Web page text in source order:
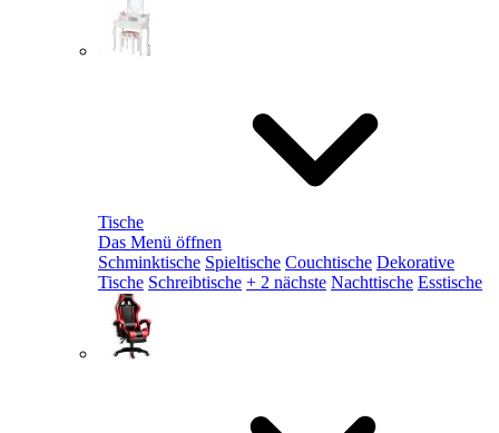
Tische
Das Menü öffnen
Schminktische Spieltische Couchtische Dekorative
Tische Schreibtische + 2 nächste Nachttische Esstische